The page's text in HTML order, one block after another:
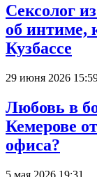
Сексолог
об интиме,
Кузбассе
29 июня 2026
Любовь в
Кемерове
офиса?
5 мая 2026 19:31